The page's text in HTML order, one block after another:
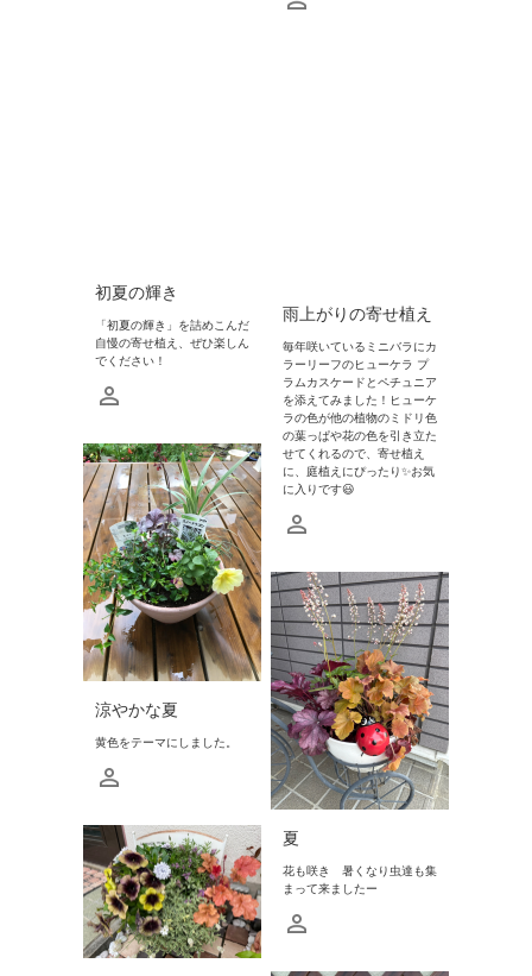
初夏の輝き
「初夏の輝き」を詰めこんだ
自慢の寄せ植え、ぜひ楽しん
でください！
雨上がりの寄せ植え
毎年咲いているミニバラにカ
ラーリーフのヒューケラ プ
ラムカスケードとペチュニア
を添えてみました！ヒューケ
ラの色が他の植物のミドリ色
の葉っぱや花の色を引き立た
せてくれるので、寄せ植え
に、庭植えにぴったり✨お気
に入りです😃
涼やかな夏
黄色をテーマにしました。
夏
花も咲き 暑くなり虫達も集
まって来ましたー